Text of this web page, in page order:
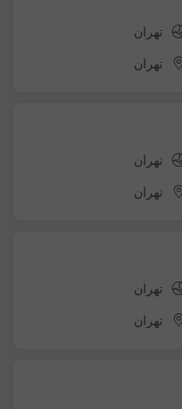
تهران
تهران
تهران
تهران
تهران
تهران